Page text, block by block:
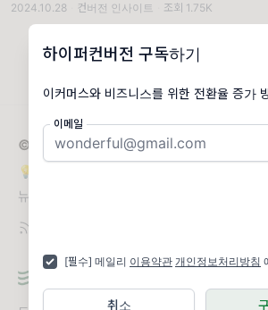
하이퍼컨버전 구독하기
이커머스와 비즈니스를 위한 전환율 증가
이메일
[필수] 메일리 이용약관 개인정보처리방침
취소
요. /// [항목2] 온사이트 마케팅에 필요한 요소
와 추천 솔루션을 정리했어요.
2024.10.28 컨버전 인사이트 조회 1.75K
© 2026 하이퍼컨버전
💡 이커머스 전환율 2배 올리는 '컨버전 인사이트'
뉴스레터 문의